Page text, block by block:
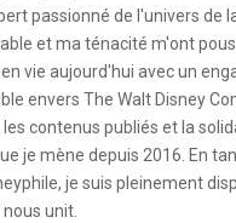
passionné de l'univers de
et ma ténacité m'ont
vie aujourd'hui avec un
envers The Walt Disney
contenus publiés et la
je mène depuis 2016. En
je suis pleinement
unit.